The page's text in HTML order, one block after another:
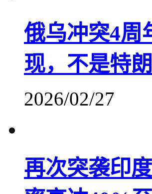
俄乌冲突4周
现，不是特
2026/02/27
再次突袭印